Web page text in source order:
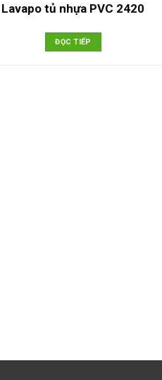
Lavapo tủ nhựa PVC 2420
ĐỌC TIẾP